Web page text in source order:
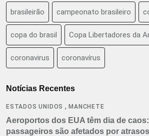
brasileirão campeonato brasileiro
copa do brasil Copa Libertadores da
coronavirus coronavírus
Notícias Recentes
ESTADOS UNIDOS ,MANCHETE
Aeroportos dos EUA têm dia de
passageiros são afetados por